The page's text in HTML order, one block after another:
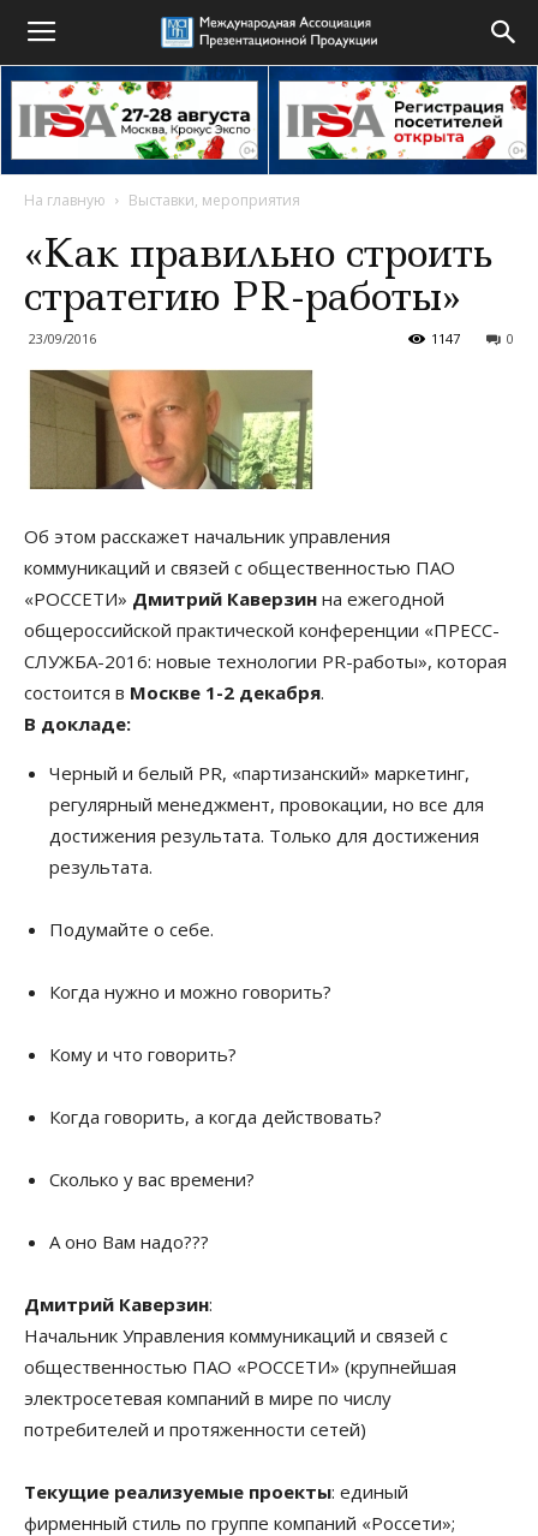
На главную Выставки, мероприятия
«Как правильно строить
стратегию PR-работы»
23/09/2016 0
1147
Об этом расскажет начальник управления
коммуникаций и связей с общественностью ПАО
«РОССЕТИ» Дмитрий Каверзин на ежегодной
общероссийской практической конференции «ПРЕСС-
СЛУЖБА-2016: новые технологии PR-работы», которая
состоится в Москве 1-2 декабря.
В докладе:
Черный и белый PR, «партизанский» маркетинг,
регулярный менеджмент, провокации, но все для
достижения результата. Только для достижения
результата.
Подумайте о себе.
Когда нужно и можно говорить?
Кому и что говорить?
Когда говорить, а когда действовать?
Сколько у вас времени?
А оно Вам надо???
Дмитрий Каверзин:
Начальник Управления коммуникаций и связей с
общественностью ПАО «РОССЕТИ» (крупнейшая
электросетевая компаний в мире по числу
потребителей и протяженности сетей)
Текущие реализуемые проекты: единый
фирменный стиль по группе компаний «Россети»;